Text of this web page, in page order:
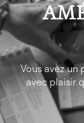
Vous avez un
avec plaisir